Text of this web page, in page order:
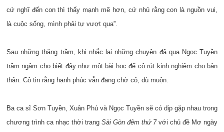
cứ nghĩ đến con thì thấy mạnh mẽ hơn, cứ nhủ rằng con là nguồn vui,
là cuộc sống, mình phải tự vượt qua”.
Sau những thăng trầm, khi nhắc lại những chuyện đã qua Ngọc Tuyền
trầm ngâm cho biết đây như một bài học để cô rút kinh nghiệm cho bản
thân. Cô tin rằng hạnh phúc vẫn đang chờ cô, dù muộn.
Ba ca sĩ Sơn Tuyền, Xuân Phú và Ngọc Tuyền sẽ có dịp gặp nhau trong
chương trình ca nhạc thời trang Sài Gòn đêm thứ 7với chủ đề Mơ ngày